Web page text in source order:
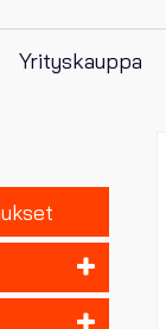
Yrityskauppa